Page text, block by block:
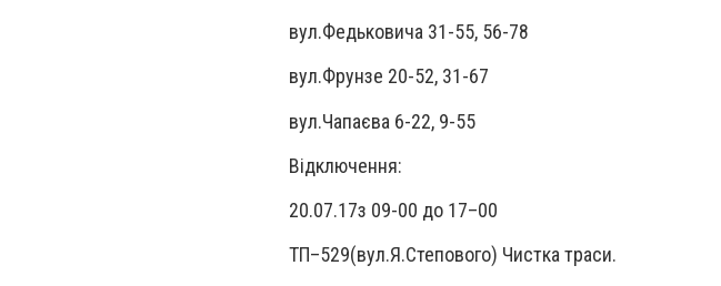
вул.Федьковича 31-55, 56-78
вул.Фрунзе 20-52, 31-67
вул.Чапаєва 6-22, 9-55
Відключення:
20.07.17з 09-00 до 17–00
ТП–529(вул.Я.Степового) Чистка траси.